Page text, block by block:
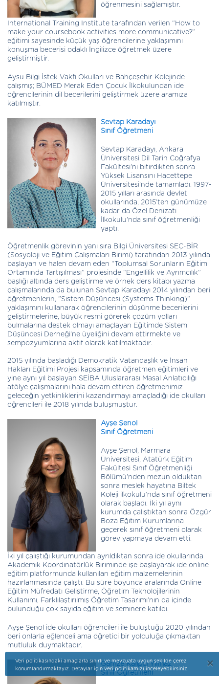
öğrenmesini sağlamıştır.
International Training Institute tarafından verilen “How to
make your coursebook activities more communicative?”
eğitimi sayesinde küçük yaş öğrencilerine yaklaşımını
konuşma becerisi odaklı İngilizce öğretmek üzere
geliştirmiştir.
Aysu Bilgi İstek Vakfı Okulları ve Bahçeşehir Kolejinde
çalışmış; BÜMED Merak Eden Çocuk İlkokulundan ide
öğrencilerinin dil becerilerini geliştirmek üzere aramıza
katılmıştır.
Sevtap Karadayı
Sınıf Öğretmeni
Sevtap Karadayı, Ankara
Üniversitesi Dil Tarih Coğrafya
Fakültesi’ni bitirdikten sonra
Yüksek Lisansını Hacettepe
Üniversitesi’nde tamamladı. 1997-
2015 yılları arasında devlet
okullarında, 2015’ten günümüze
kadar da Özel Denizatı
İlkokulu’nda sınıf öğretmenliği
yaptı.
Öğretmenlik görevinin yanı sıra Bilgi Üniversitesi SEÇ-BİR
(Sosyoloji ve Eğitim Çalışmaları Birimi) tarafından 2013 yılında
başlayan ve halen devam eden “Toplumsal Sorunların Eğitim
Ortamında Tartışılması” projesinde “Engellilik ve Ayrımcılık”
başlığı altında ders geliştirme ve örnek ders kitabı yazma
çalışmalarında da bulunan Sevtap Karadayı 2014 yılından beri
öğretmenlerin, "Sistem Düşüncesi (Systems Thinking)”
yaklaşımını kullanarak öğrencilerinin düşünme becerilerini
geliştirmelerine, büyük resmi görerek çözüm yolları
bulmalarına destek olmayı amaçlayan Eğitimde Sistem
Düşüncesi Derneği’ne üyeliğini devam ettirmekte ve
sempozyumlarına aktif olarak katılmaktadır.
2015 yılında başladığı Demokratik Vatandaşlık ve İnsan
Hakları Eğitimi Projesi kapsamında öğretmen eğitimleri ve
yine aynı yıl başlayan SEİBA Uluslararası Masal Anlatıcılığı
atölye çalışmalarını hala devam ettiren öğretmenimiz
geleceğin yetkinliklerini kazandırmayı amaçladığı ide okulları
öğrencileri ile 2018 yılında buluşmuştur.
Ayşe Şenol
Sınıf Öğretmeni
Ayşe Şenol, Marmara
Üniversitesi, Atatürk Eğitim
Fakültesi Sınıf Öğretmenliği
Bölümü’nden mezun olduktan
sonra meslek hayatına Biltek
Koleji ilkokulu’nda sınıf öğretmeni
olarak başladı. İki yıl aynı
kurumda çalıştıktan sonra Özgür
Boza Eğitim Kurumlarına
geçerek sınıf öğretmeni olarak
görev yapmaya devam etti.
İki yıl çalıştığı kurumundan ayrıldıktan sonra ide okullarında
Akademik Koordinatörlük Biriminde işe başlayarak ide online
eğitim platformunda kullanılan eğitim malzemelerinin
hazırlanmasında çalıştı. Bu süre boyunca aralarında Online
Eğitim Müfredatı Geliştirme, Öğretim Teknolojilerinin
Kullanımı, Farklılaştırılmış Öğretim Tasarımı’nın da içinde
bulunduğu çok sayıda eğitim ve seminere katıldı.
Ayşe Şenol ide okulları öğrencileri ile buluştuğu 2020 yılından
beri onlarla eğlenceli ama öğretici bir yolculuğa çıkmaktan
mutluluk duymaktadır.
Gamze Kalıpcı Yılmaz
Sınıf Öğretmeni
×
Veri politikasındaki amaçlarla sınırlı ve mevzuata uygun şekilde çerez
konumlandırmaktayız. Detaylar içinveri politikamızı inceleyebilirsiniz.